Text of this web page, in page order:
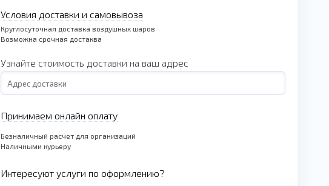
Условия доставки и самовывоза
Круглосуточная доставка воздушных шаров
Возможна срочная достаква
Узнайте стоимость доставки на ваш адрес
Принимаем онлайн оплату
Безналичный расчет для организаций
Наличными курьеру
Интересуют услуги по оформлению?